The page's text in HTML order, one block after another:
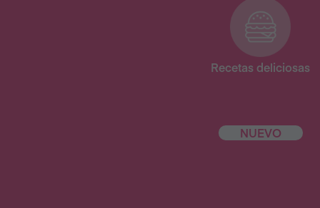
Recetas deliciosas
NUEVO